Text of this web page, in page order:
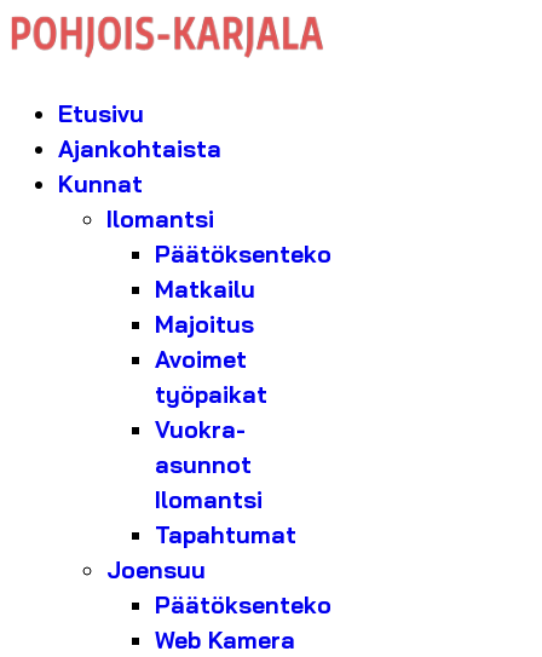
Etusivu
Ajankohtaista
Kunnat
Ilomantsi
Päätöksenteko
Matkailu
Majoitus
Avoimet
työpaikat
Vuokra-
asunnot
Ilomantsi
Tapahtumat
Joensuu
Päätöksenteko
Web Kamera